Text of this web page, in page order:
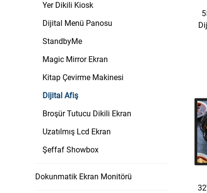
Yer Dikili Kiosk
Dijital Menü Panosu
StandbyMe
Magic Mirror Ekran
Kitap Çevirme Makinesi
Dijital Afiş
Broşür Tutucu Dikili Ekran
Uzatılmış Lcd Ekran
Şeffaf Showbox
Dokunmatik Ekran Monitörü